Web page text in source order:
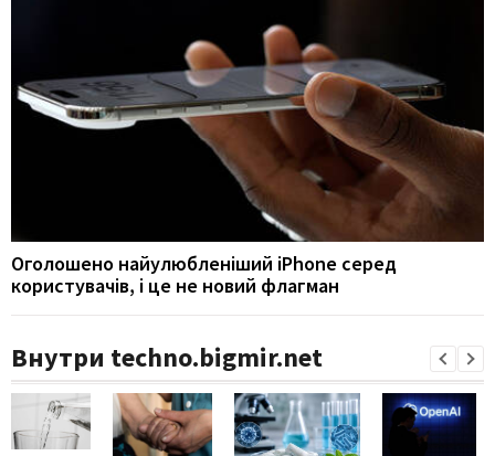
Оголошено найулюбленіший iPhone серед
користувачів, і це не новий флагман
Внутри techno.bigmir.net